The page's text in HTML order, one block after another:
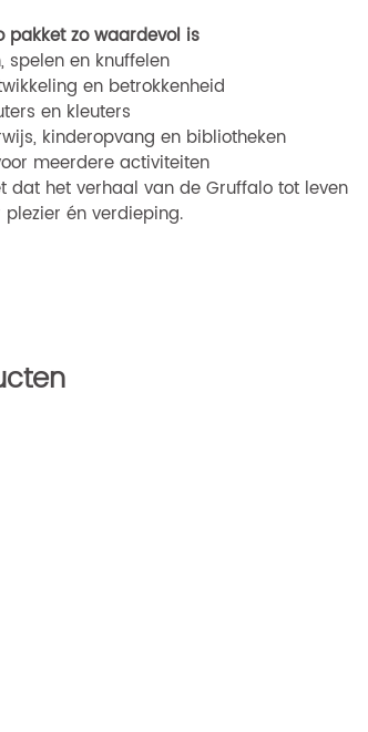
zo waardevol is
spelen en knuffelen
en betrokkenheid
en kleuters
kinderopvang en bibliotheken
meerdere activiteiten
dat het verhaal van de Gruffalo tot leven
én verdieping.